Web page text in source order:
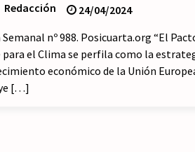
17/07/2026
Redacción
24/04/2024
nº 988. Posicuarta.org “El
para el Clima se perfila como la
económico de la Unión
[…]